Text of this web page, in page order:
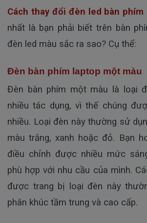
Cách thay đổi đèn led bàn phím
nhất là bạn phải biết trên bàn
đèn led màu sắc ra sao? Cụ thể:
Đèn bàn phím laptop một màu
Đèn bàn phím một màu là loại
nhiều tác dụng, vì thế chúng
nhiều. Loại đèn này thường sử
màu trắng, xanh hoặc đỏ. Bạn
điều chỉnh được nhiều mức
phù hợp với nhu cầu của mình.
được trang bị loại đèn này
phân khúc tầm trung và cao cấp.